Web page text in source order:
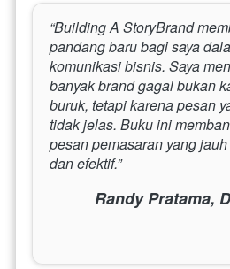
“Building A StoryBrand
pandang baru bagi saya
komunikasi bisnis. Saya
banyak brand gagal bukan
buruk, tetapi karena pesan
tidak jelas. Buku ini
pesan pemasaran yang
dan efektif.”
Randy Pratama,